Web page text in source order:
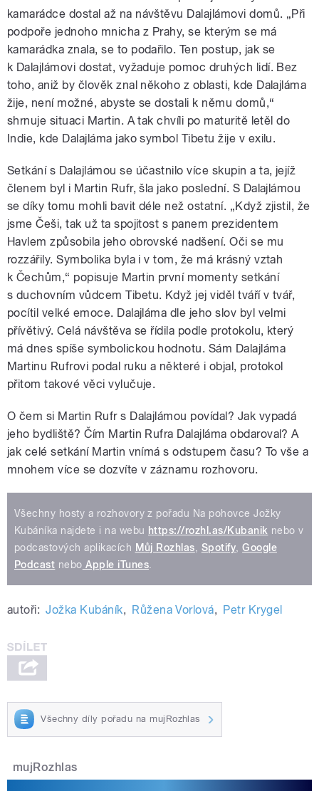
kamarádce dostal až na návštěvu Dalajlámovi domů. „Při
podpoře jednoho mnicha z Prahy, se kterým se má
kamarádka znala, se to podařilo. Ten postup, jak se
k Dalajlámovi dostat, vyžaduje pomoc druhých lidí. Bez
toho, aniž by člověk znal někoho z oblasti, kde Dalajláma
žije, není možné, abyste se dostali k němu domů,“
shrnuje situaci Martin. A tak chvíli po maturitě letěl do
Indie, kde Dalajláma jako symbol Tibetu žije v exilu.
Setkání s Dalajlámou se účastnilo více skupin a ta, jejíž
členem byl i Martin Rufr, šla jako poslední. S Dalajlámou
se díky tomu mohli bavit déle než ostatní. „Když zjistil, že
jsme Češi, tak už ta spojitost s panem prezidentem
Havlem způsobila jeho obrovské nadšení. Oči se mu
rozzářily. Symbolika byla i v tom, že má krásný vztah
k Čechům,“ popisuje Martin první momenty setkání
s duchovním vůdcem Tibetu. Když jej viděl tváří v tvář,
pocítil velké emoce. Dalajláma dle jeho slov byl velmi
přívětivý. Celá návštěva se řídila podle protokolu, který
má dnes spíše symbolickou hodnotu. Sám Dalajláma
Martinu Rufrovi podal ruku a některé i objal, protokol
přitom takové věci vylučuje.
O čem si Martin Rufr s Dalajlámou povídal? Jak vypadá
jeho bydliště? Čím Martin Rufra Dalajláma obdaroval? A
jak celé setkání Martin vnímá s odstupem času? To vše a
mnohem více se dozvíte v záznamu rozhovoru.
Všechny hosty a rozhovory z pořadu Na pohovce Jožky
Kubáníka najdete i na webu https://rozhl.as/Kubanik nebo v
podcastových aplikacích Můj Rozhlas Spotify ,Google
Podcast nebo Apple iTunes
autoři: Jožka Kubáník, Růžena Vorlová, Petr Krygel
Všechny díly pořadu na mujRozhlas
mujRozhlas